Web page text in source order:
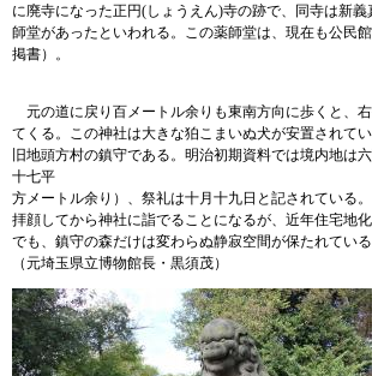
に廃寺になった正円(しょうえん)寺の跡で、同寺は新
師堂があったといわれる。この薬師堂は、現在も公民
掲書）。
元の道に戻り百メートル余りも東南方向に歩くと、
てくる。この神社は大きな狛こまいぬ犬が安置されてい
旧地頭方村の鎮守である。明治初期資料では境内地は
十七平
方メートル余り）、祭礼は十月十九日と記されている
拝顔してから神社に詣でることになるが、近年住宅地
でも、鎮守の森だけは変わらぬ静寂空間が保たれている
（元埼玉県立博物館長・黒須茂）